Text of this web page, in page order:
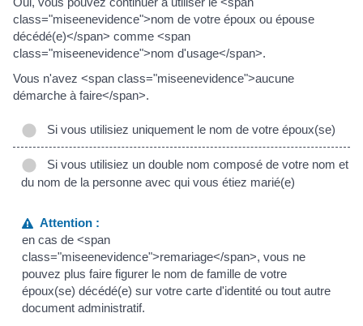
class="miseenevidence">nom de votre époux ou épouse
décédé(e)</span> comme <span
class="miseenevidence">nom d'usage</span>.
Vous n'avez <span class="miseenevidence">aucune
démarche à faire</span>.
Si vous utilisiez uniquement le nom de votre époux(se)
Si vous utilisiez un double nom composé de votre nom et
du nom de la personne avec qui vous étiez marié(e)
Attention :
en cas de <span
class="miseenevidence">remariage</span>, vous ne
pouvez plus faire figurer le nom de famille de votre
époux(se) décédé(e) sur votre carte d'identité ou tout autre
document administratif.